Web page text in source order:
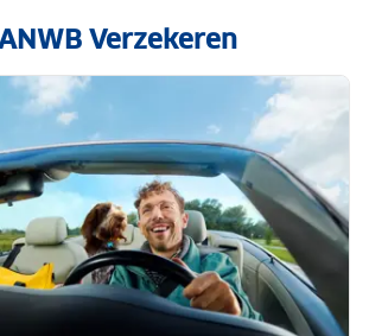
Verzekeren